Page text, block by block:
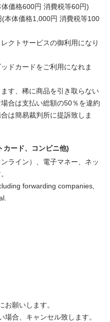
価格600円 消費税等60円)
本体価格1,000円 消費税等100
クトサービスの御利用になり
ドカードをご利用になれま
す、稀に商品を引き取らない
合は支払い総額の50％を違約
は簡易裁判所に提訴致しま
カード、コンビニ他)
ライン）、電子マネー、ネッ
forwarding companies,
お願いします。
合、キャンセル致します。